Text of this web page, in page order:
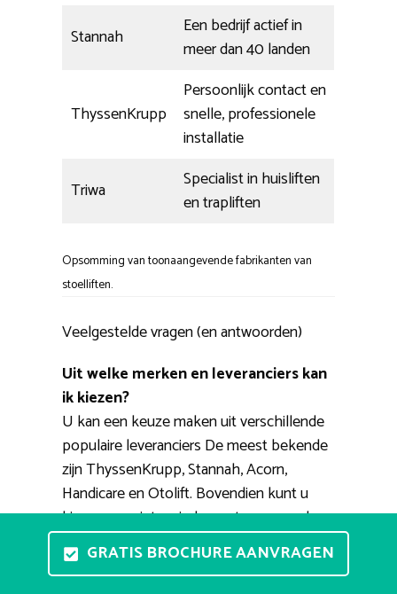
Stannah
Een bedrijf actief in
meer dan 40 landen
ThyssenKrupp
Persoonlijk contact en
snelle, professionele
installatie
Triwa
Specialist in huisliften
en trapliften
Opsomming van toonaangevende fabrikanten van
stoelliften.
Veelgestelde vragen (en antwoorden)
Uit welke merken en leveranciers kan
ik kiezen?
U kan een keuze maken uit verschillende
populaire leveranciers De meest bekende
zijn ThyssenKrupp, Stannah, Acorn,
Handicare en Otolift. Bovendien kunt u
kiezen voor iets minder grote namen als
Triwa, Strobbe, Extrema, Heymer,
Minivator. Betrouwbare adviseurs van de
GRATIS BROCHURE AANVRAGEN